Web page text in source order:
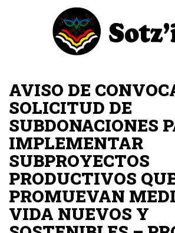
AVISO DE
SOLICITUD DE
SUBDONACIONES
IMPLEMENTAR
SUBPROYECTOS
PRODUCTIVOS
PROMUEVAN
VIDA NUEVOS Y